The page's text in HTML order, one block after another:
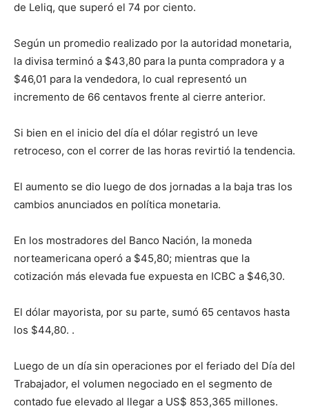
de Leliq, que superó el 74 por ciento.
Según un promedio realizado por la autoridad monetaria,
la divisa terminó a $43,80 para la punta compradora y a
$46,01 para la vendedora, lo cual representó un
incremento de 66 centavos frente al cierre anterior.
Si bien en el inicio del día el dólar registró un leve
retroceso, con el correr de las horas revirtió la tendencia.
El aumento se dio luego de dos jornadas a la baja tras los
cambios anunciados en política monetaria.
En los mostradores del Banco Nación, la moneda
norteamericana operó a $45,80; mientras que la
cotización más elevada fue expuesta en ICBC a $46,30.
El dólar mayorista, por su parte, sumó 65 centavos hasta
los $44,80. .
Luego de un día sin operaciones por el feriado del Día del
Trabajador, el volumen negociado en el segmento de
contado fue elevado al llegar a US$ 853,365 millones.